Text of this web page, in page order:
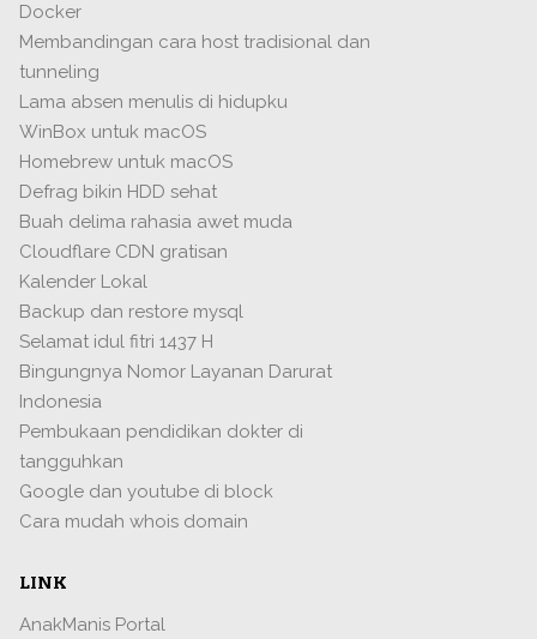
Docker
Membandingan cara host tradisional dan
tunneling
Lama absen menulis di hidupku
WinBox untuk macOS
Homebrew untuk macOS
Defrag bikin HDD sehat
Buah delima rahasia awet muda
Cloudflare CDN gratisan
Kalender Lokal
Backup dan restore mysql
Selamat idul fitri 1437 H
Bingungnya Nomor Layanan Darurat
Indonesia
Pembukaan pendidikan dokter di
tangguhkan
Google dan youtube di block
Cara mudah whois domain
LINK
AnakManis Portal